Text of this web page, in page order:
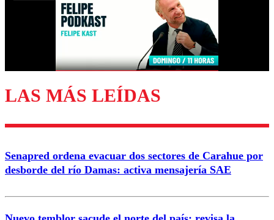
Enviar comentario
LAS MÁS LEÍDAS
Senapred ordena evacuar dos sectores de Carahue por
desborde del río Damas: activa mensajería SAE